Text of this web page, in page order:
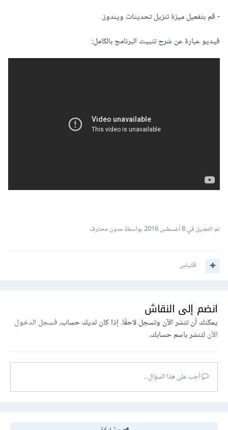
- قم بتفعيل ميزة تنزيل تحديثات ويندوز.
فيديو عبارة عن شرح تثبيت البرنامج بالكامل:
تم التعديل في8 أغسطس 2016 بواسطة مدون محترف
اقتباس
انضم إلى النقاش
يمكنك أن تنشر الآن وتسجل لاحقًا. إذا كان لديك حساب،فسجل الدخول
الآنلتنشر باسم حسابك.
أجب على هذا السؤال...